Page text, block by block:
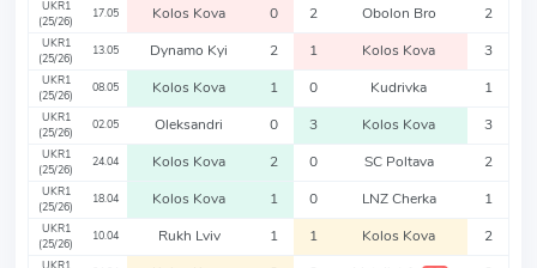
UKR1
(25/26)
17.05 Kolos Kova 0 2 Obolon Bro 2
UKR1
(25/26)
13.05 Dynamo Kyi 2 1 Kolos Kova 3
UKR1
(25/26)
08.05 Kolos Kova 1 0 Kudrivka 1
UKR1
(25/26)
02.05 Oleksandri 0 3 Kolos Kova 3
UKR1
(25/26)
24.04 Kolos Kova 2 0 SC Poltava 2
UKR1
(25/26)
18.04 Kolos Kova 1 0 LNZ Cherka 1
UKR1
(25/26)
10.04 Rukh Lviv 1 1 Kolos Kova 2